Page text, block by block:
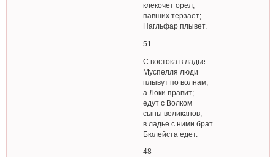
клекочет орел,
павших терзает;
Нагльфар плывет.
51
С востока в ладье
Муспелля люди
плывут по волнам,
а Локи правит;
едут с Волком
сыны великанов,
в ладье с ними брат
Бюлейста едет.
48